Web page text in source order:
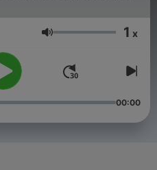
Lydstyrke 1 x
00:00